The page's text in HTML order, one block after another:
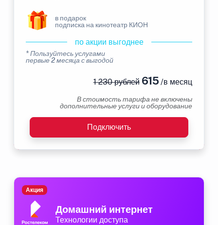
в подарок
подписка на кинотеатр КИОН
по акции выгоднее
* Пользуйтесь услугами
первые 2 месяца с выгодой
1 230 рублей615 /в месяц
В стоимость тарифа не включены
дополнительные услуги и оборудование
Подключить
Домашний интернет
Технологии доступа
Акция